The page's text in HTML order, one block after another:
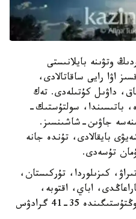
وتۋىنە بايلانىستى
اۋا رايى ساقاتالادى،
داۋىل كۇتىلەدى. تەك
باتىسىندا، سولتۇستىك-
جاۋىن-شاشىنسىز.
بايقالادى، تۇندە جانە
تۇسەدى.
كىزىلوردا، تۇركىستان،
اباي، اقتوبە،
قوستاناي، ۇلىتاۋ وبلىستارىنىڭ وڭتۇستىگىندە 35-41 گرادۋس